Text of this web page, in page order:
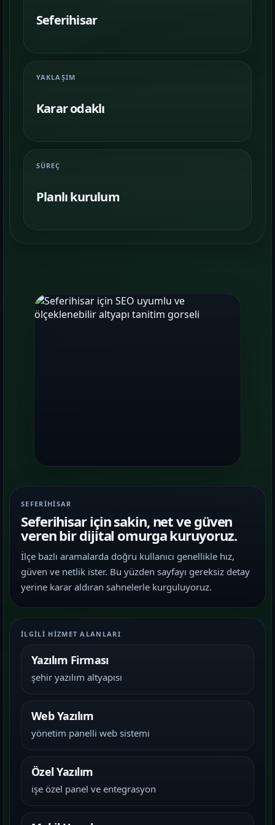
06
Seferihisar
YAKLAŞIM
Karar odaklı
SÜREÇ
Planlı kurulum
SEFERIHISAR
Seferihisar için sakin, net ve güven
veren bir dijital omurga kuruyoruz.
İlçe bazlı aramalarda doğru kullanıcı genellikle hız,
güven ve netlik ister. Bu yüzden sayfayı gereksiz detay
yerine karar aldıran sahnelerle kurguluyoruz.
İLGILI HIZMET ALANLARI
Yazılım Firması
şehir yazılım altyapısı
Web Yazılım
yönetim panelli web sistemi
Özel Yazılım
işe özel panel ve entegrasyon